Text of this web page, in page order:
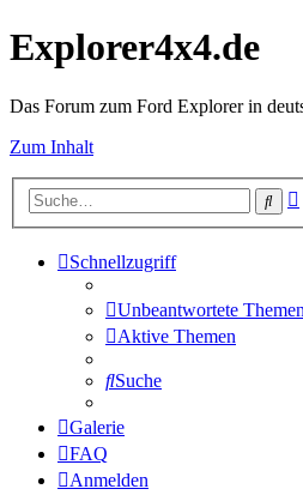
Explorer4x4.de
Das Forum zum Ford Explorer in
Zum Inhalt
Schnellzugriff
Unbeantwortete
Aktive Themen
Suche
Galerie
FAQ
Anmelden